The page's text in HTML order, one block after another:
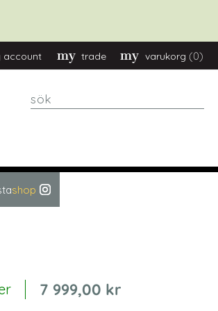
account trade varukorg (0)
sök
shop
7 999,00 kr